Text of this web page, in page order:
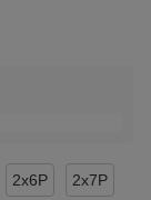
2x6P 2x7P